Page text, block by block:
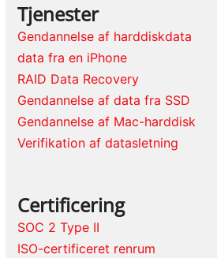
Tjenester
Gendannelse af harddiskdata
data fra en iPhone
RAID Data Recovery
Gendannelse af data fra SSD
Gendannelse af Mac-harddisk
Verifikation af datasletning
Certificering
SOC 2 Type II
ISO-certificeret renrum